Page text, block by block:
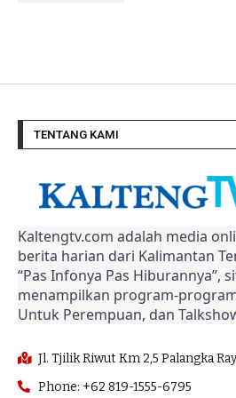
TENTANG KAMI
Kaltengtv.com adalah media
berita harian dari Kalimantan
“Pas Infonya Pas Hiburannya”,
menampilkan program-
Untuk Perempuan, dan
Jl. Tjilik Riwut Km 2,5 Palangka
Phone: +62 819-1555-6795